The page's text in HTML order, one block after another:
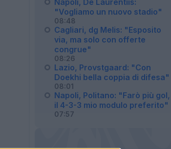
"Vogliamo un nuovo stadio"
08:48
Cagliari, dg Melis: "Esposito
via, ma solo con offerte
congrue"
08:26
Lazio, Provstgaard: "Con
Doekhi bella coppia di difesa"
08:01
Napoli, Politano: "Farò più gol,
il 4-3-3 mio modulo preferito"
07:57